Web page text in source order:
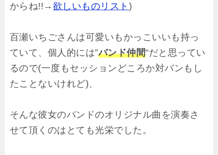
からね!!→ 欲しいものリスト )
百瀬いちごさんは可愛いもかっこいいも持っ
ていて、個人的には”バンド仲間“だと思ってい
るので(一度もセッションどころか対バンもし
たことないけれど)、
そんな彼女のバンドのオリジナル曲を演奏さ
せて頂くのはとても光栄でした。